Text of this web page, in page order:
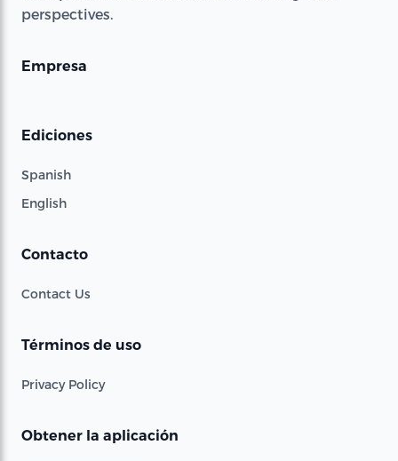
perspectives.
Empresa
Ediciones
Spanish
English
Contacto
Contact Us
Términos de uso
Privacy Policy
Obtener la aplicación